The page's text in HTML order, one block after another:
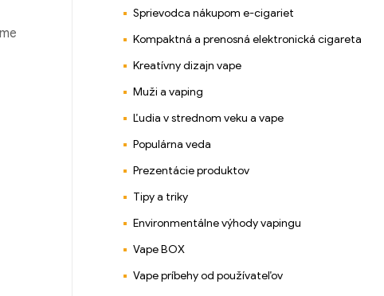
Sprievodca nákupom e-cigariet
Kompaktná a prenosná elektronická cigareta
Kreatívny dizajn vape
Muži a vaping
Ľudia v strednom veku a vape
Populárna veda
Prezentácie produktov
Tipy a triky
Environmentálne výhody vapingu
Vape BOX
Vape príbehy od používateľov